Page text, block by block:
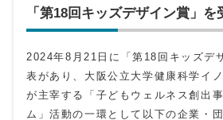
「第18回キッズデザイン賞」
2024年8月21日に「第18回キッズデ
表があり、大阪公立大学健康科学イ
が主宰する「子どもウェルネス創出
ム」活動の一環として以下の企業・